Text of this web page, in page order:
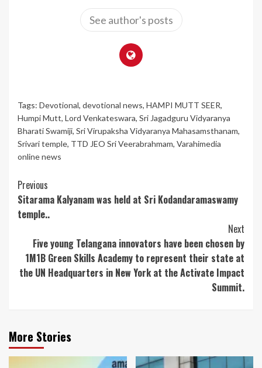
See author's posts
Tags: Devotional, devotional news, HAMPI MUTT SEER,
Humpi Mutt, Lord Venkateswara, Sri Jagadguru Vidyaranya
Bharati Swamiji, Sri Virupaksha Vidyaranya Mahasamsthanam,
Srivari temple, TTD JEO Sri Veerabrahmam, Varahimedia
online news
Continue
Reading
Previous
Sitarama Kalyanam was held at Sri Kodandaramaswamy
temple..
Next
Five young Telangana innovators have been chosen by
1M1B Green Skills Academy to represent their state at
the UN Headquarters in New York at the Activate Impact
Summit.
More Stories